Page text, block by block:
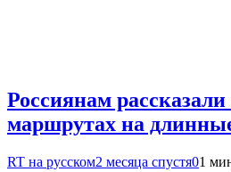
Россиянам
маршрутах на
RT на русском2 месяца спустя01